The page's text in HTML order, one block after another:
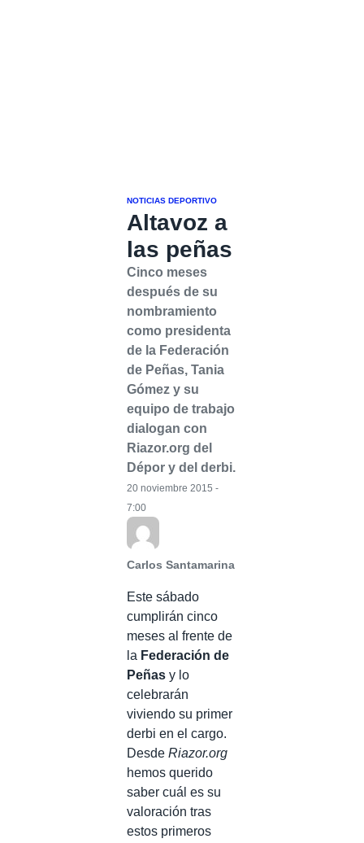
NOTICIAS DEPORTIVO
Altavoz a
las peñas
Cinco meses
después de su
nombramiento
como presidenta
de la Federación
de Peñas, Tania
Gómez y su
equipo de trabajo
dialogan con
Riazor.org del
Dépor y del derbi.
Carlos Santamarina
20 noviembre 2015 -
7:00
Este sábado
cumplirán cinco
meses al frente de
la Federación de
Peñas y lo
celebrarán
viviendo su primer
derbi en el cargo.
Desde Riazor.org
hemos querido
saber cuál es su
valoración tras
estos primeros